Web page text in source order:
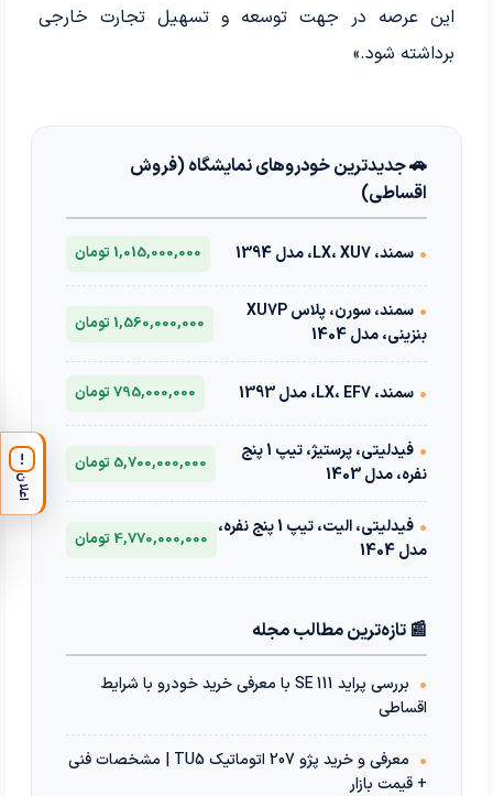
این عرصه در جهت توسعه و تسهیل تجارت خارجی
برداشته شود.»
🚗 جدیدترین خودروهای نمایشگاه (فروش
اقساطی)
• سمند، LX، XU7، مدل 1394 1,015,000,000 تومان
•
سمند، سورن، پلاس XU7P
بنزینی، مدل 1404
1,560,000,000 تومان
• سمند، LX، EF7، مدل 1393 795,000,000 تومان
•
فیدلیتی، پرستیژ، تیپ 1 پنج
نفره، مدل 1403
5,700,000,000 تومان
•
فیدلیتی، الیت، تیپ 1 پنج نفره،
مدل 1404
4,770,000,000 تومان
📰 تازه‌ترین مطالب مجله
•
بررسی پراید 111 SE با معرفی خرید خودرو با شرایط
اقساطی
•
معرفی و خرید پژو 207 اتوماتیک TU5 | مشخصات فنی
+ قیمت بازار
!
اعلان